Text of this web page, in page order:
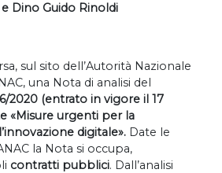
Dino Guido Rinoldi
sul sito dell’Autorità Nazionale
una Nota di analisi del
2020 (entrato in vigore il 17
«Misure urgenti per la
digitale». Date le
la Nota si occupa,
contratti pubblici. Dall’analisi